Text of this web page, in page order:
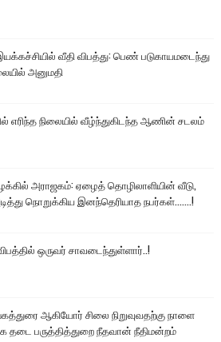
வீதி விபத்து: பெண் படுகாயமடைந்து
அனுமதி
எரிந்த நிலையில் வீழ்ந்துகிடந்த ஆணின் சடலம்
அராஜகம்: ஏழைத் தொழிலாளியின் வீடு,
நொறுக்கிய இனந்தெரியாத நபர்கள்.......!
ஒருவர் சாவடைந்துள்ளார்..!
ஆகியோர் சிலை நிறுவுவதற்கு நாளை
தடை பருத்தித்துறை நீதவான் நீதிமன்றம்